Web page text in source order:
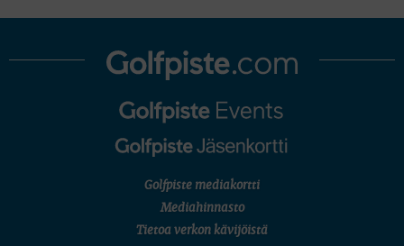
Golfpiste mediakortti
Mediahinnasto
Tietoa verkon kävijöistä